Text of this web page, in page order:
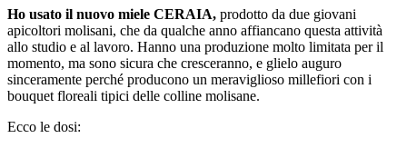
Ho usato il nuovo miele CERAIA, prodotto da due giovani
apicoltori molisani, che da qualche anno affiancano questa attività
allo studio e al lavoro. Hanno una produzione molto limitata per il
momento, ma sono sicura che cresceranno, e glielo auguro
sinceramente perché producono un meraviglioso millefiori con i
bouquet floreali tipici delle colline molisane.
Ecco le dosi: